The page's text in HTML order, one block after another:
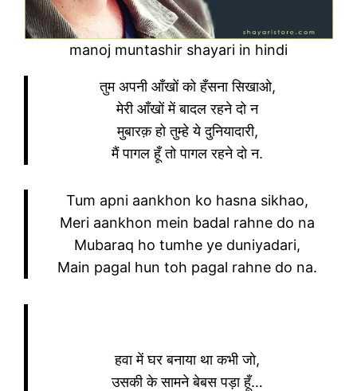
manoj muntashir shayari in hindi
तुम अपनी आँखों को हँसना सिखाओ,
मेरी आँखों में बादल रहने दो न
मुबारक़ हो तुम्हे ये दुनियादारी,
मैं पागल हूँ तो पागल रहने दो न.
Tum apni aankhon ko hasna sikhao,
Meri aankhon mein badal rahne do na
Mubaraq ho tumhe ye duniyadari,
Main pagal hun toh pagal rahne do na.
हवा में घर बनाया था कभी जो,
उसकी के सामने बेबस पड़ा हूँ…